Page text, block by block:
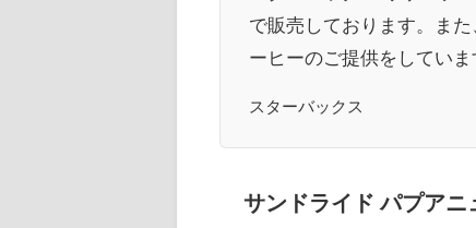
で販売しております。ま
ーヒーのご提供をしていま
スターバックス
サンドライド パプアニ